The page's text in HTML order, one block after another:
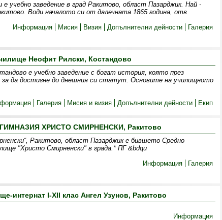
учебно заведение в град Ракитово, област Пазарджик. Най -
Води началото си от далечната 1865 година, отв
Информация
Мисия Визия Допълнителни дейности Галерия
Неофит Рилски, Костандово
е учебно заведение с богат история, която през
за да достигне до днешния си статут. Основите на училищното
Галерия Мисия и визия Допълнителни дейности Екип
ХРИСТО СМИРНЕНСКИ, Ракитово
Ракитово, област Пазарджик е бившето Средно
"Христо Смирненски" в града.* ПГ &bdqu
Информация
Галерия
интернат I-XII клас Ангел Узунов, Ракитово
Информация